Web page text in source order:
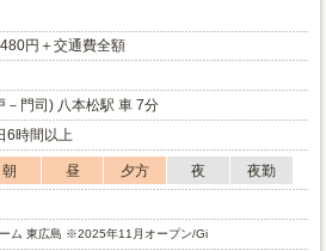
円＋交通費全額
－門司) 八本松駅 車 7分
6時間以上
朝 昼 夕方 夜
夜勤
ム 東広島 ※2025年11月オープン/Gi